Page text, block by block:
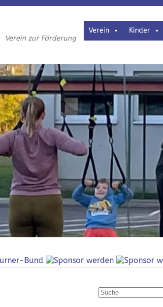
Verein Kinder
Verein zur Förderung
Suchen